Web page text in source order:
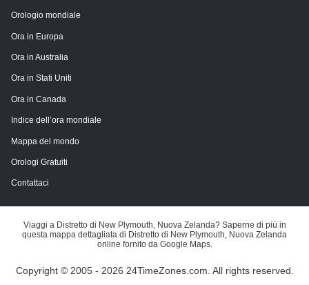
Orologio mondiale
Ora in Europa
Ora in Australia
Ora in Stati Uniti
Ora in Canada
Indice dell’ora mondiale
Mappa del mondo
Orologi Gratuiti
Contattaci
Viaggi a Distretto di New Plymouth, Nuova Zelanda? Saperne di più in
questa mappa dettagliata di Distretto di New Plymouth, Nuova Zelanda
online fornito da Google Maps.
Copyright © 2005 - 2026 24TimeZones.com. All rights reserved.